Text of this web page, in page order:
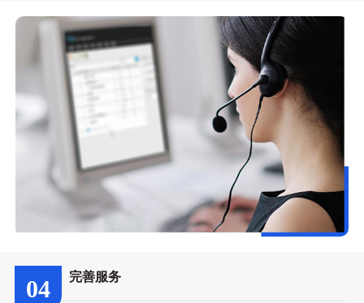
04 完善服务